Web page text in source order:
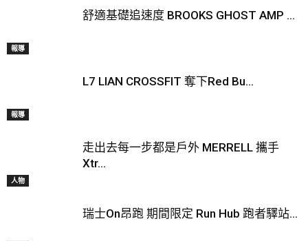
報導
舒適基礎追速度 BROOKS GHOST AMP ...
報導
L7 LIAN CROSSFIT 奪下Red Bu...
人物
走出去每一步都是戶外 MERRELL 攜手
Xtr...
瑞士On昂跑 期間限定 Run Hub 跑者驛站...